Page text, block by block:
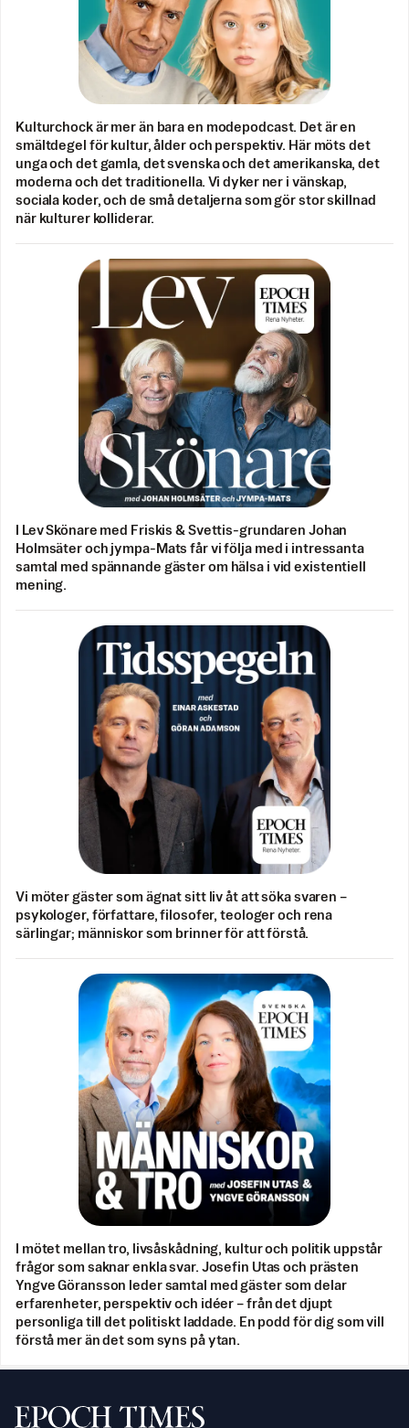
Kulturchock är mer än bara en modepodcast. Det är en
smältdegel för kultur, ålder och perspektiv. Här möts det
unga och det gamla, det svenska och det amerikanska, det
moderna och det traditionella. Vi dyker ner i vänskap,
sociala koder, och de små detaljerna som gör stor skillnad
när kulturer kolliderar.
I Lev Skönare med Friskis & Svettis-grundaren Johan
Holmsäter och jympa-Mats får vi följa med i intressanta
samtal med spännande gäster om hälsa i vid existentiell
mening.
Vi möter gäster som ägnat sitt liv åt att söka svaren –
psykologer, författare, filosofer, teologer och rena
särlingar; människor som brinner för att förstå.
I mötet mellan tro, livsåskådning, kultur och politik uppstår
frågor som saknar enkla svar. Josefin Utas och prästen
Yngve Göransson leder samtal med gäster som delar
erfarenheter, perspektiv och idéer – från det djupt
personliga till det politiskt laddade. En podd för dig som vill
förstå mer än det som syns på ytan.
Svenska Epoch Times